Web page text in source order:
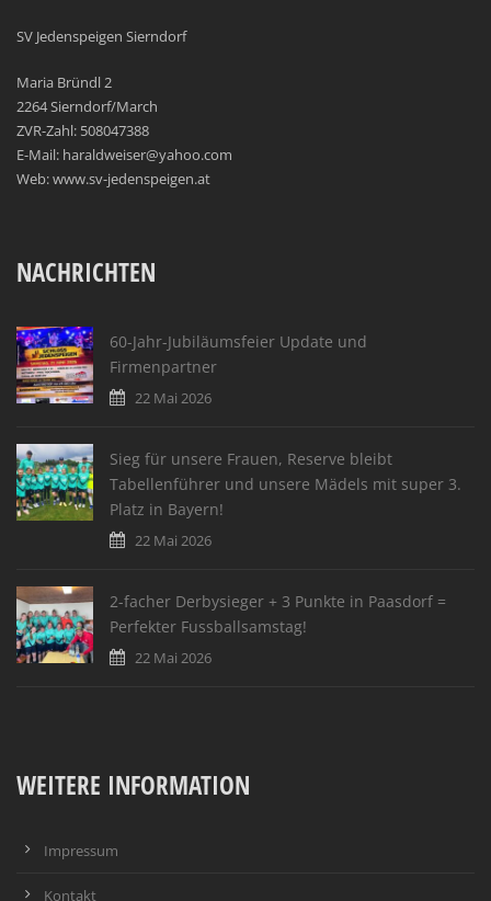
SV Jedenspeigen Sierndorf
Maria Bründl 2
2264 Sierndorf/March
ZVR-Zahl: 508047388
E-Mail: haraldweiser@yahoo.com
Web: www.sv-jedenspeigen.at
NACHRICHTEN
60-Jahr-Jubiläumsfeier Update und
Firmenpartner
22 Mai 2026
Sieg für unsere Frauen, Reserve bleibt
Tabellenführer und unsere Mädels mit super 3.
Platz in Bayern!
22 Mai 2026
2-facher Derbysieger + 3 Punkte in Paasdorf =
Perfekter Fussballsamstag!
22 Mai 2026
WEITERE INFORMATION
Impressum
Kontakt